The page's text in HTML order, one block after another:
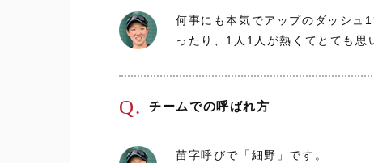
何事にも本気でアップのダッシュ
ったり、1人1人が熱くてとても思
Q. チームでの呼ばれ方
苗字呼びで「細野」です。